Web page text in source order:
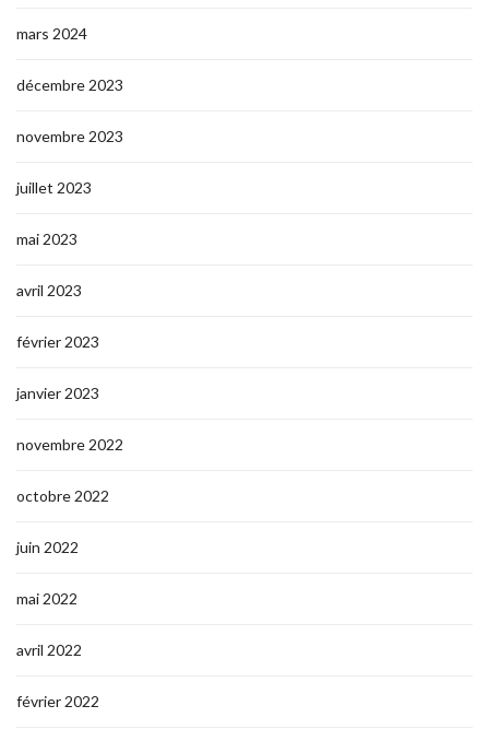
mars 2024
décembre 2023
novembre 2023
juillet 2023
mai 2023
avril 2023
février 2023
janvier 2023
novembre 2022
octobre 2022
juin 2022
mai 2022
avril 2022
février 2022